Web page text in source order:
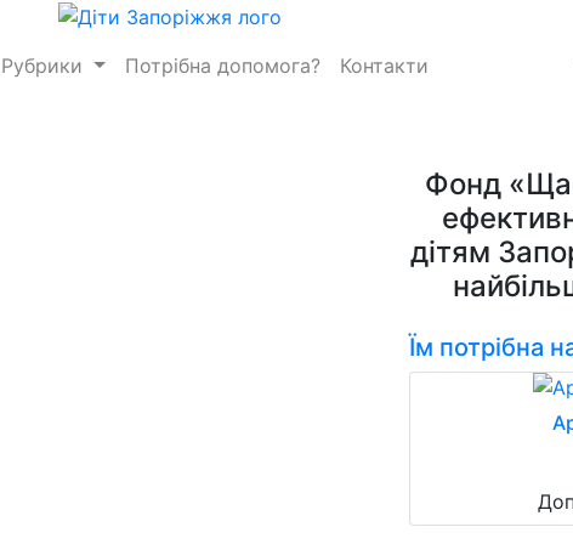
Рубрики Потрібна допомога? Контакти
Фонд
дітям
Їм потрібна